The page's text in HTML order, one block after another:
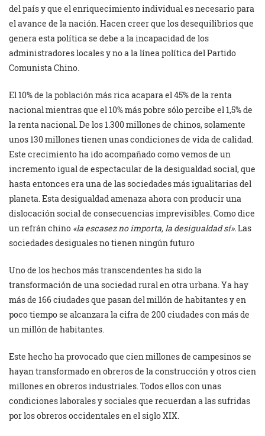
del país y que el enriquecimiento individual es necesario para
el avance de la nación. Hacen creer que los desequilibrios que
genera esta política se debe a la incapacidad de los
administradores locales y no a la línea política del Partido
Comunista Chino.
El 10% de la población más rica acapara el 45% de la renta
nacional mientras que el 10% más pobre sólo percibe el 1,5% de
la renta nacional. De los 1.300 millones de chinos, solamente
unos 130 millones tienen unas condiciones de vida de calidad.
Este crecimiento ha ido acompañado como vemos de un
incremento igual de espectacular de la desigualdad social, que
hasta entonces era una de las sociedades más igualitarias del
planeta. Esta desigualdad amenaza ahora con producir una
dislocación social de consecuencias imprevisibles. Como dice
un refrán chino «la escasez no importa, la desigualdad sí».Las
sociedades desiguales no tienen ningún futuro
Uno de los hechos más transcendentes ha sido la
transformación de una sociedad rural en otra urbana. Ya hay
más de 166 ciudades que pasan del millón de habitantes y en
poco tiempo se alcanzara la cifra de 200 ciudades con más de
un millón de habitantes.
Este hecho ha provocado que cien millones de campesinos se
hayan transformado en obreros de la construcción y otros cien
millones en obreros industriales. Todos ellos con unas
condiciones laborales y sociales que recuerdan a las sufridas
por los obreros occidentales en el siglo XIX.